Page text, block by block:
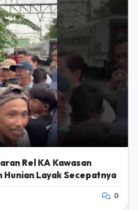
Rel KA Kawasan
Layak Secepatnya
0